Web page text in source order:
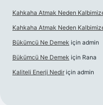
Kahkaha Atmak Neden
Kahkaha Atmak Neden
Bükümcü Ne Demek için admin
Bükümcü Ne Demek için Rana
Kaliteli Enerji Nedir için admin